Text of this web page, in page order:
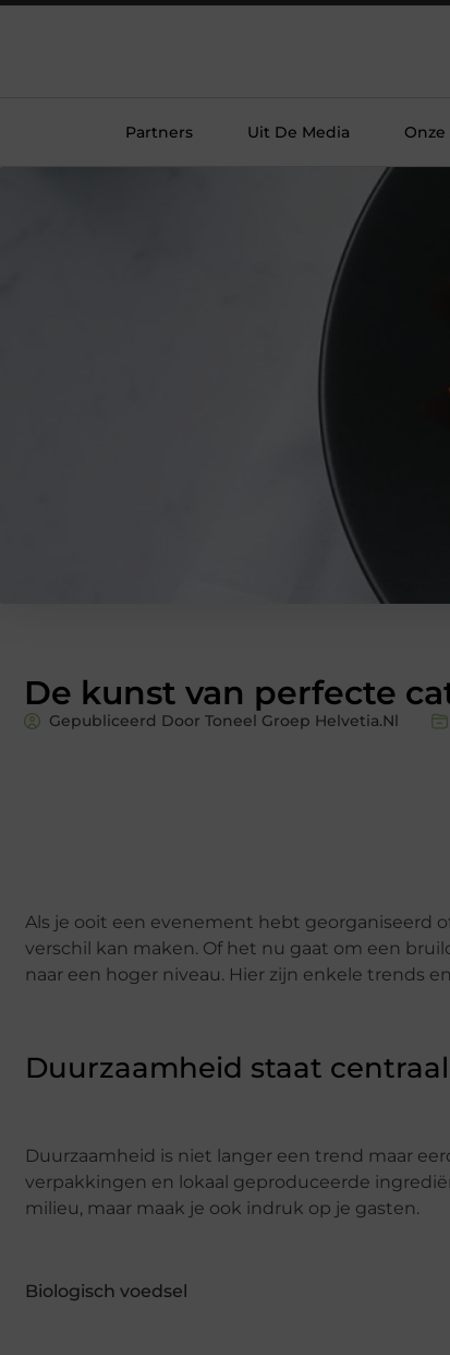
Partners Uit De Media
De kunst van perfecte
Gepubliceerd Door Toneel Groep Helvetia.nl
Als je ooit een evenement hebt georganiseerd
verschil kan maken. Of het nu gaat om een
naar een hoger niveau. Hier zijn enkele trends
Duurzaamheid staat centraal
Duurzaamheid is niet langer een trend maar
verpakkingen en lokaal geproduceerde
milieu, maar maak je ook indruk op je gasten.
Biologisch voedsel